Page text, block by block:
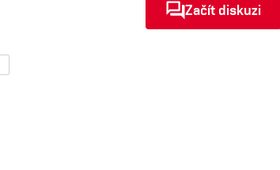
Začít diskuzi